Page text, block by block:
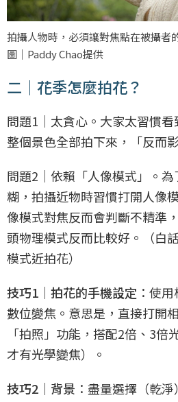
拍攝人物時，必須讓對焦點在被攝者
圖｜Paddy Chao提供
二｜花季怎麼拍花？
問題1｜太貪心。大家太習慣
整個景色全部拍下來，「反而
問題2｜依賴「人像模式」。
糊，拍攝近物時習慣打開人像
像模式對焦反而會判斷不精準
頭物理模式反而比較好。（白
模式近拍花）
技巧1｜拍花的手機設定 ：使
數位變焦。意思是，直接打開
「拍照」功能，搭配2倍、3
才有光學變焦）。
技巧2｜背景 ：盡量選擇（乾